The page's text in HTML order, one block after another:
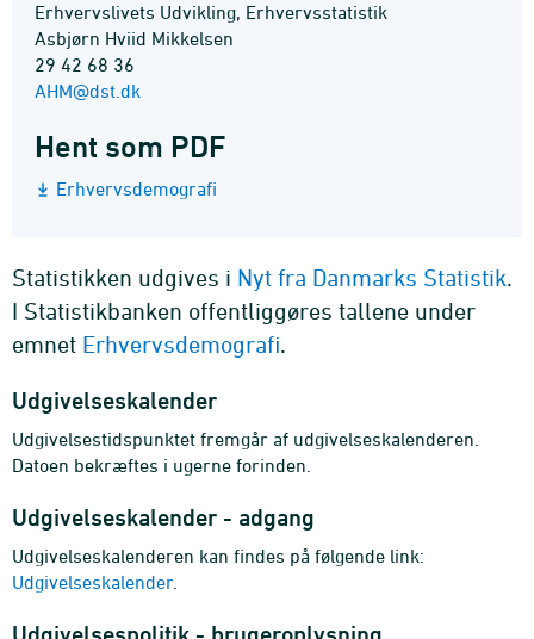
Erhvervslivets Udvikling, Erhvervsstatistik
Asbjørn Hviid Mikkelsen
29 42 68 36
AHM@dst.dk
Hent som PDF
Erhvervsdemografi
Statistikken udgives i Nyt fra Danmarks Statistik.
I Statistikbanken offentliggøres tallene under
emnet Erhvervsdemografi.
Udgivelseskalender
Udgivelsestidspunktet fremgår af udgivelseskalenderen.
Datoen bekræftes i ugerne forinden.
Udgivelseskalender - adgang
Udgivelseskalenderen kan findes på følgende link:
Udgivelseskalender.